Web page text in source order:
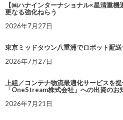
【㈱ハナインターナショナル×星清重
更なる強化ねらう
2026年7月27日
東京ミッドタウン八重洲でロボット配
2026年7月27日
上組／コンテナ物流最適化サービスを
「OneStream株式会社」への出資のお
2026年7月21日